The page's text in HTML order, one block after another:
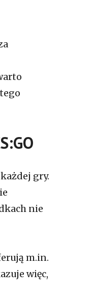
gry.
nie
m.in.
więc,